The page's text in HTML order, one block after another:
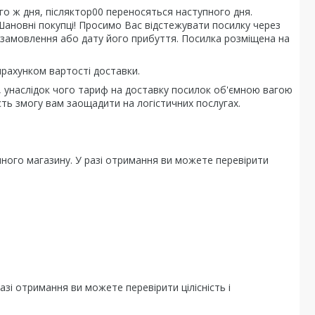
ж дня, післяктор00 переносяться наступного дня.
покупці! Просимо Вас відстежувати посилку через
або дату його прибуття. Посилка розміщена на
вартості доставки.
чого тариф на доставку посилок об'ємною вагою
змогу вам заощадити на логістичних послугах.
магазину. У разі отримання ви можете перевірити
отримання ви можете перевірити цілісність і